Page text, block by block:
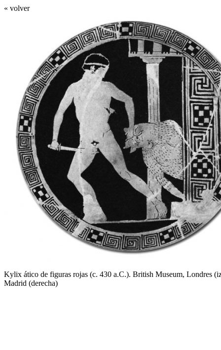
« volver
Kylix ático de figuras rojas (c. 430 a.C.). British Museum, Londres
Madrid (derecha)